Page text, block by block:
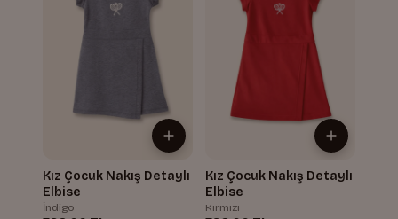
Kız Çocuk Nakış Detaylı
Elbise
İndigo
Kız Çocuk Nakış Detaylı
Elbise
Kırmızı